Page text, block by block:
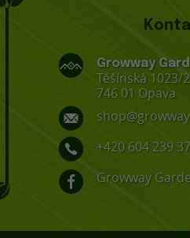
Growway
Těšínská 1023/
746 01 Opava
+420 604 239
Growway